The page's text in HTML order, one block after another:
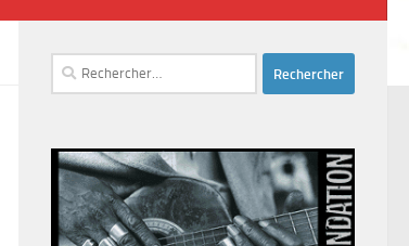
Rechercher :